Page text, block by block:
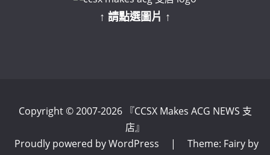
↑ 請點選圖片 ↑
Copyright © 2007-2026 『CCSX Makes ACG NEWS 支
店』
Proudly powered by WordPress
|
Theme: Fairy by